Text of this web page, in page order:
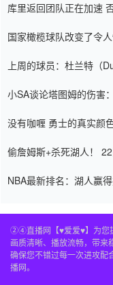
库里返回团队正在加速
国家橄榄球队改变了令
上周的球员：杜兰特（
小SA谈论塔图姆的伤害
没有咖喱 勇士的真实颜
偷詹姆斯+杀死湖人！
NBA最新排名：湖人赢
②④直播网【♥爱爱♥】为您
画质清晰、播放流畅，带来
确保您不错过每一次进攻配
播网。